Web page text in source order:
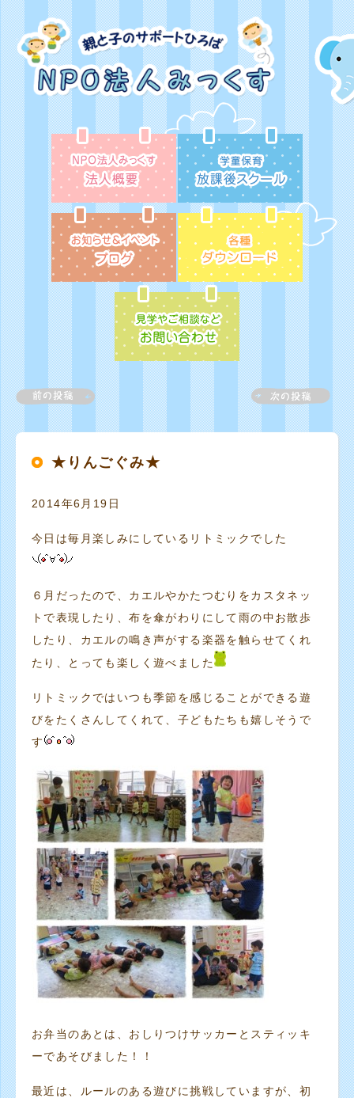
★りんごぐみ★
2014年6月19日
今日は毎月楽しみにしているリトミックでした
６月だったので、カエルやかたつむりをカスタネッ
トで表現したり、布を傘がわりにして雨の中お散歩
したり、カエルの鳴き声がする楽器を触らせてくれ
たり、とっても楽しく遊べました
リトミックではいつも季節を感じることができる遊
びをたくさんしてくれて、子どもたちも嬉しそうで
す
お弁当のあとは、おしりつけサッカーとスティッキ
ーであそびました！！
最近は、ルールのある遊びに挑戦していますが、初